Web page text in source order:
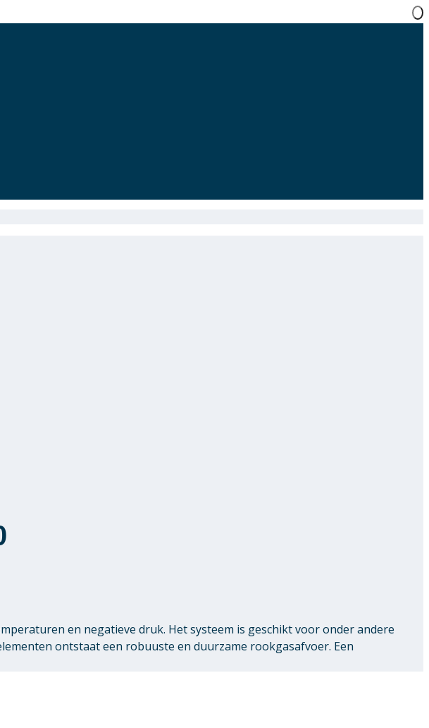
en negatieve druk. Het systeem is geschikt voor onder andere
ontstaat een robuuste en duurzame rookgasafvoer. Een